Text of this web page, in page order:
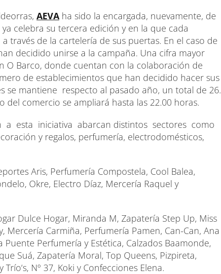
AEVA ha sido la encargada, nuevamente, de
celebra su tercera edición y en la que cada
través de la cartelería de sus puertas. En el caso de
decidido unirse a la campaña. Una cifra mayor
O Barco, donde cuentan con la colaboración de
de establecimientos que han decidido hacer sus
se mantiene respecto al pasado año, un total de 26.
del comercio se ampliará hasta las 22.00 horas.
a esta iniciativa abarcan distintos sectores como
y regalos, perfumería, electrodomésticos,
Aris, Perfumería Compostela, Cool Balea,
Okre, Electro Díaz, Mercería Raquel y
Dulce Hogar, Miranda M, Zapatería Step Up, Miss
Mercería Carmiña, Perfumería Pamen, Can-Can, Ana
Perfumería y Estética, Calzados Baamonde,
Suá, Zapatería Moral, Top Queens, Pizpireta,
Nº 37, Koki y Confecciones Elena.